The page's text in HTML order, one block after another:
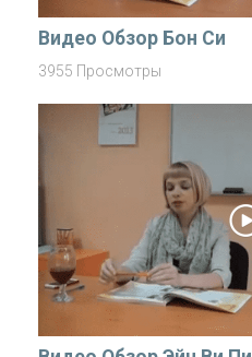
Видео Обзор Бон Си
3955 Просмотры